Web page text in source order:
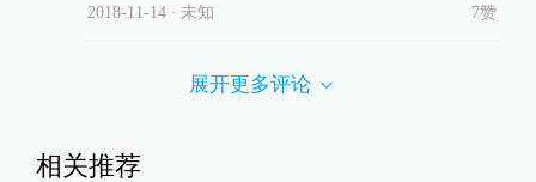
2018-11-14∙ 未知 7赞
展开更多评论
相关推荐